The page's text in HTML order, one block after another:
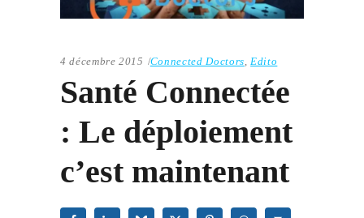
4 décembre 2015 Connected Doctors Edito
Santé Connectée
: Le déploiement
c’est maintenant